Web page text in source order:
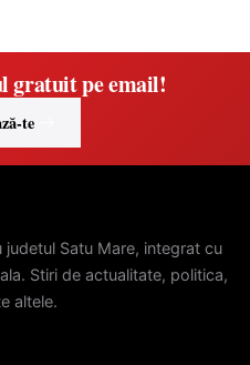
gratuit pe email!
te
Satu Mare, integrat cu
Stiri de actualitate, politica,
altele.